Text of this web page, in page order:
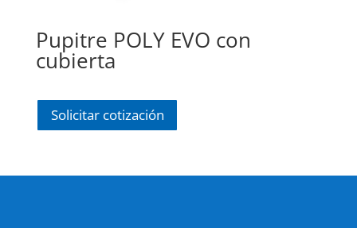
Pupitre POLY EVO con
cubierta
Solicitar cotización